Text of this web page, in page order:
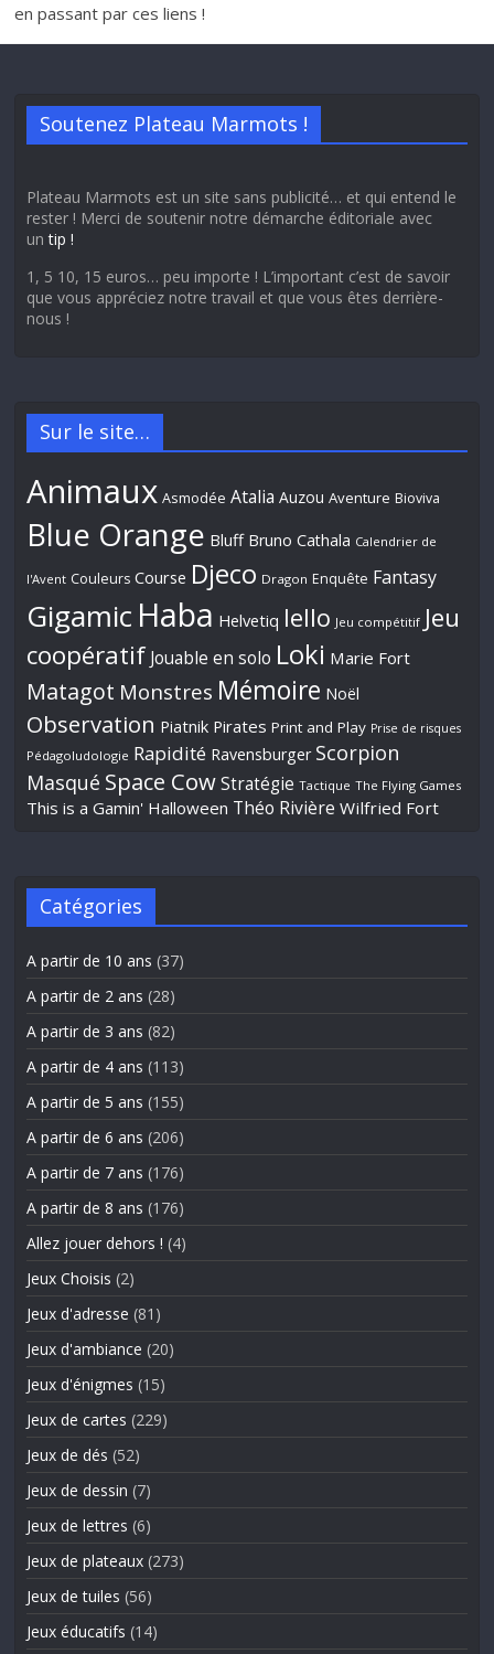
en passant par ces liens !
Soutenez Plateau Marmots !
Plateau Marmots est un site sans publicité… et qui entend le
rester ! Merci de soutenir notre démarche éditoriale avec
untip !
1, 5 10, 15 euros… peu importe ! L’important c’est de savoir
que vous appréciez notre travail et que vous êtes derrière-
nous !
Sur le site…
Animaux Asmodée Atalia Auzou Aventure Bioviva
Blue Orange Bluff Bruno Cathala Calendrier de
l'Avent Couleurs Course Djeco Dragon Enquête Fantasy
Gigamic Haba Helvetiq Iello Jeu compétitif Jeu
coopératif Jouable en solo Loki Marie Fort
Matagot Monstres Mémoire Noël
Observation Piatnik Pirates Print and Play Prise de risques
Pédagoludologie Rapidité Ravensburger Scorpion
Masqué Space Cow Stratégie Tactique The Flying Games
This is a Gamin' Halloween Théo Rivière Wilfried Fort
Catégories
A partir de 10 ans (37)
A partir de 2 ans (28)
A partir de 3 ans (82)
A partir de 4 ans (113)
A partir de 5 ans (155)
A partir de 6 ans (206)
A partir de 7 ans (176)
A partir de 8 ans (176)
Allez jouer dehors ! (4)
Jeux Choisis (2)
Jeux d'adresse (81)
Jeux d'ambiance (20)
Jeux d'énigmes (15)
Jeux de cartes (229)
Jeux de dés (52)
Jeux de dessin (7)
Jeux de lettres (6)
Jeux de plateaux (273)
Jeux de tuiles (56)
Jeux éducatifs (14)